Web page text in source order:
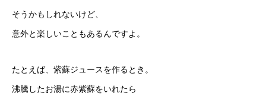
そうかもしれないけど、
意外と楽しいこともあるんですよ。
たとえば、紫蘇ジュースを作るとき。
沸騰したお湯に赤紫蘇をいれたら